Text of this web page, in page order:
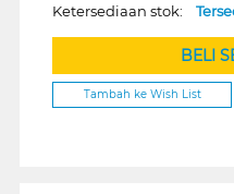
Ketersediaan stok:
BELI
Tambah ke Wish List